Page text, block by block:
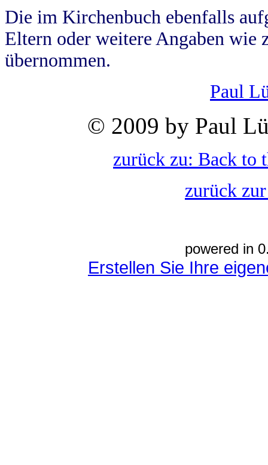
Die im Kirchenbuch ebenfalls
Eltern oder weitere Angaben wie
übernommen.
Paul
© 2009 by Paul
zurück zu: Back to
zurück
powered in
Erstellen Sie Ihre